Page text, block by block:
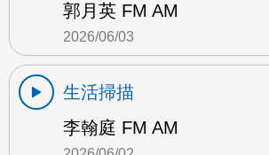
郭月英 FM AM
2026/06/03
生活掃描
李翰庭 FM AM